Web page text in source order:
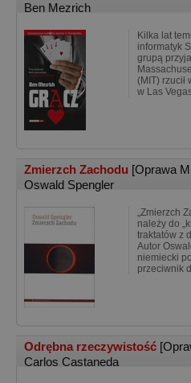
Ben Mezrich
Kilka lat
informatyk
grupą
(MIT)
w Las
Zmierzch Zachodu [Oprawa
Oswald Spengler
„Zmierzch
należy do
traktatów z
Autor
niemiecki
przeciwnik
Odrębna rzeczywistość
Carlos Castaneda